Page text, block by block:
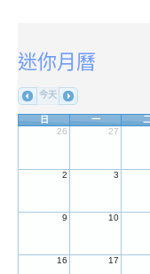
迷你月曆
今天
日 一
26
27
2 3
9 10
16 17